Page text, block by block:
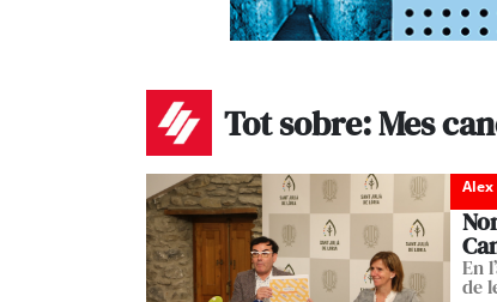
Tot sobre: Mes
Alex
En
de